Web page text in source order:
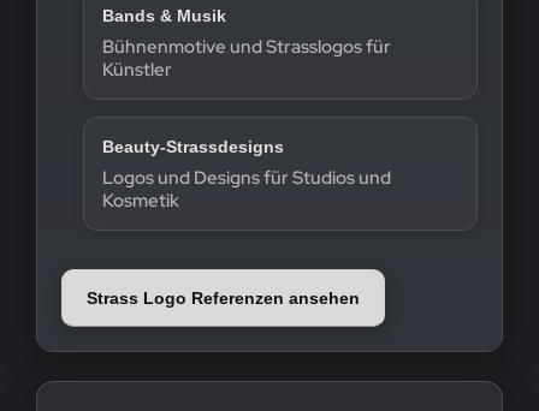
Bands & Musik
Bühnenmotive und Strasslogos für
Künstler
Beauty-Strassdesigns
Logos und Designs für Studios und
Kosmetik
Strass Logo Referenzen ansehen